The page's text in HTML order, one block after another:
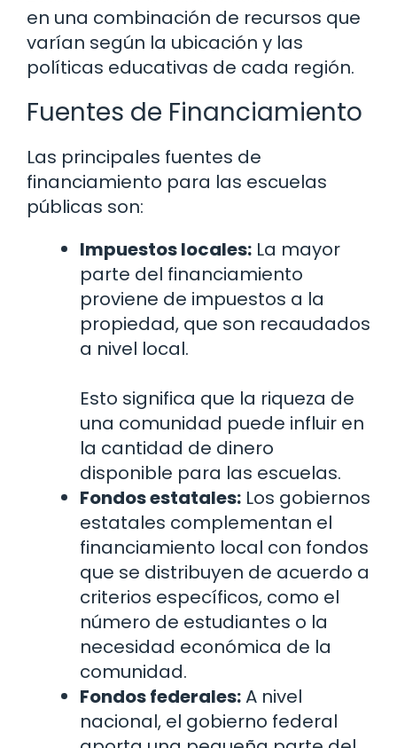
en una combinación de recursos que
varían según la ubicación y las
políticas educativas de cada región.
Fuentes de Financiamiento
Las principales fuentes de
financiamiento para las escuelas
públicas son:
Impuestos locales: La mayor
parte del financiamiento
proviene de impuestos a la
propiedad, que son recaudados
a nivel local.
Esto significa que la riqueza de
una comunidad puede influir en
la cantidad de dinero
disponible para las escuelas.
Fondos estatales: Los gobiernos
estatales complementan el
financiamiento local con fondos
que se distribuyen de acuerdo a
criterios específicos, como el
número de estudiantes o la
necesidad económica de la
comunidad.
Fondos federales:A nivel
nacional, el gobierno federal